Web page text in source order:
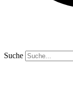
Suche